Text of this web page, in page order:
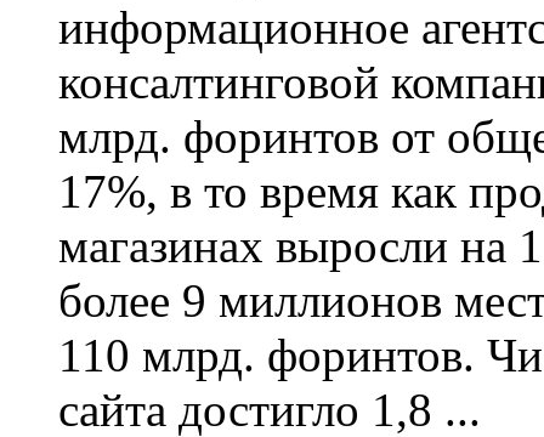
информационное
консалтинговой
млрд. форинтов от
17%, в то время как
магазинах выросли на
более 9 миллионов
110 млрд. форинтов.
сайта достигло 1,8 ...